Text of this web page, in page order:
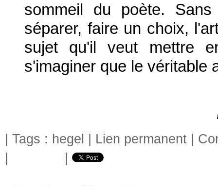
sommeil du poète.
séparer, faire un choix,
sujet qu'il veut mettre
s'imaginer que le véritable
| Tags : hegel Lien permanent